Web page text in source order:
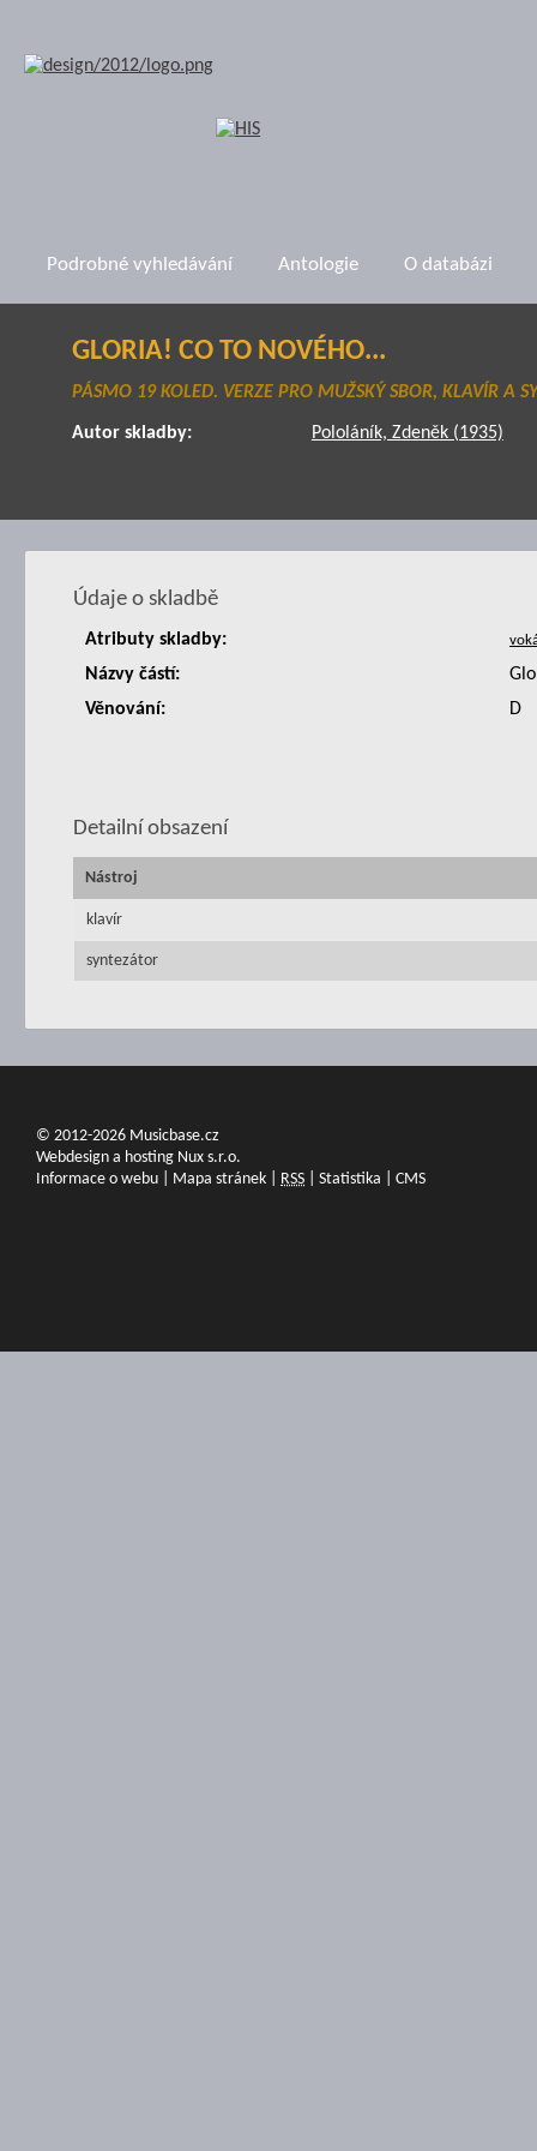
Podrobné vyhledávání Antologie O databázi
GLORIA! CO TO NOVÉHO...
PÁSMO 19 KOLED. VERZE PRO MUŽSKÝ SBOR, KLAVÍR A
Autor skladby: Pololáník, Zdeněk (1935)
Údaje o skladbě
Atributy skladby:
Názvy částí:
Věnování:
D
Detailní obsazení
Nástroj
klavír
syntezátor
© 2012-2026 Musicbase.cz
Webdesign a hosting Nux s.r.o.
Informace o webu
Mapa stránek RSS Statistika CMS